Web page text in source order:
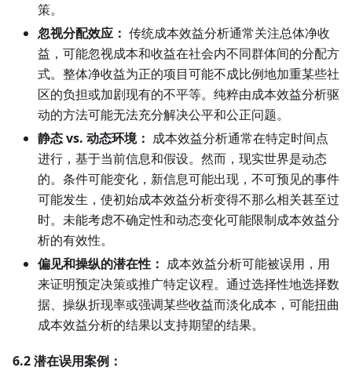
策。
忽视分配效应： 传统成本效益分析通常关注总体净收
益，可能忽视成本和收益在社会内不同群体间的分配方
式。整体净收益为正的项目可能不成比例地加重某些社
区的负担或加剧现有的不平等。纯粹由成本效益分析驱
动的方法可能无法充分解决公平和公正问题。
静态 vs. 动态环境： 成本效益分析通常在特定时间点
进行，基于当前信息和假设。然而，现实世界是动态
的。条件可能变化，新信息可能出现，不可预见的事件
可能发生，使初始成本效益分析变得不那么相关甚至过
时。未能考虑不确定性和动态变化可能限制成本效益分
析的有效性。
偏见和操纵的潜在性： 成本效益分析可能被误用，用
来证明预定决策或推广特定议程。通过选择性地选择数
据、操纵折现率或强调某些收益而淡化成本，可能扭曲
成本效益分析的结果以支持期望的结果。
6.2 潜在误用案例：